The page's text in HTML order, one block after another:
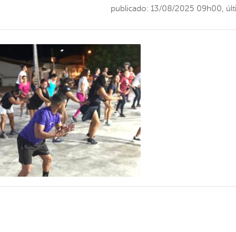
publicado: 13/08/2025 09h00,